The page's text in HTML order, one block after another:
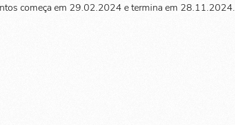
começa em 29.02.2024 e termina em 28.11.2024.